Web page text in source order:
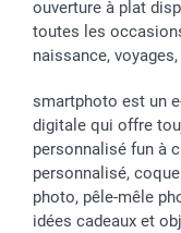
ouverture à plat
toutes les
naissance,
smartphoto est un
digitale qui offre
personnalisé fun à
personnalisé,
photo, pêle-mêle
idées cadeaux et